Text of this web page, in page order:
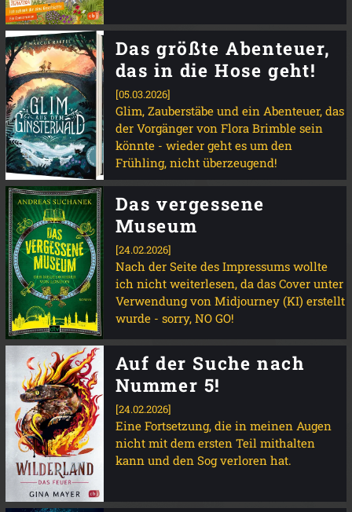
Das größte Abenteuer,
das in die Hose geht!
[05.03.2026]
Glim, Zauberstäbe und ein Abenteuer, das
der Vorgänger von Flora Brimble sein
könnte - wieder geht es um den
Frühling, nicht überzeugend!
Das vergessene
Museum
[24.02.2026]
Nach der Seite des Impressums wollte
ich nicht weiterlesen, da das Cover unter
Verwendung von Midjourney (KI) erstellt
wurde - sorry, NO GO!
Auf der Suche nach
Nummer 5!
[24.02.2026]
Eine Fortsetzung, die in meinen Augen
nicht mit dem ersten Teil mithalten
kann und den Sog verloren hat.